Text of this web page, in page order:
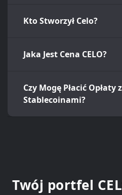
Kto Stworzył Celo?
Jaka Jest Cena CELO?
Czy Mogę Płacić Opłaty
Stablecoinami?
Twój portfel